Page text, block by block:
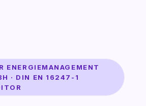
ENERGIEMANAGEMENT
· DIN EN 16247-1